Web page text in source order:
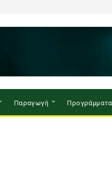
Παραγωγή Προγράμματα